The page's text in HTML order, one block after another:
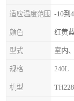
适应温度范围 -10到
颜色 红黄
型式 室内
规格 240L
机型